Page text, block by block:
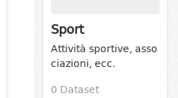
Sport
Attività sportive, asso
ciazioni, ecc.
0 Dataset